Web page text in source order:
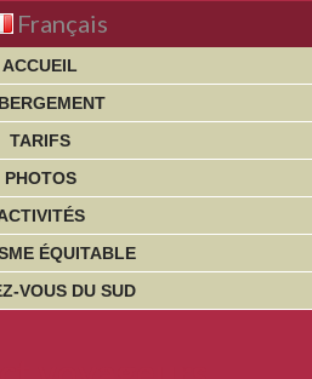
Français
ACCUEIL
TARIFS
PHOTOS
ÉQUITABLE
VOUS DU SUD